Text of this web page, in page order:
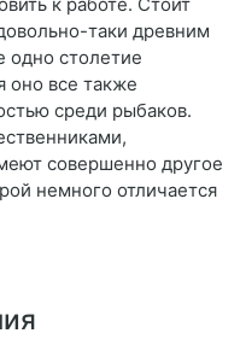
таки древним
одно столетие
оно все также
среди рыбаков.
совершенно другое
немного отличается